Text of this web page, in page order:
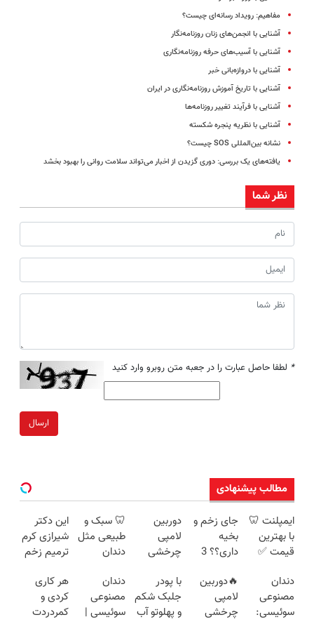
مفاهیم: رویداد رسانه‌ای چیست؟
آشنایی با انجمن‌های زنان روزنامه‌نگار
آشنایی با آسیب‌های حرفه روزنامه‌نگاری
آشنایی با دروازه‌بانی خبر
آشنایی با تاریخ آموزش روزنامه‌نگاری در ایران
آشنایی با فرآیند تغییر روزنامه‌ها
آشنایی با نظریه پنجره شکسته
نشانه بین‌المللی SOS چیست؟
یافته‌های یک بررسی: دوری گزیدن از اخبار می‌تواند سلامت روانی را بهبود بخشد
نظر شما
* لطفا حاصل عبارت را در جعبه متن روبرو وارد کنید
ارسال
مطالب پیشنهادی
ایمپلنت 🦷
با بهترین
قیمت ✅
مشاوره
رایگان
جای زخم و
بخیه
داری؟؟ 3
محوش کن!
دوربین
لامپی
چرخشی
فقط امروز
حراج شد🔥
پرداخت
🦷 سبک و
طبیعی مثل
دندان
نصب آسان
و پرداخت
اقساطی 💳
این دکتر
شیرازی کرم
ترمیم زخم
ساخت!!!
دندان
مصنوعی
سوئیسی:
🔥دوربین
لامپی
چرخشی
با پودر
جلبک شکم
و پهلوتو آب
دندان
مصنوعی
سوئیسی |
هر کاری
کردی و
کمردردت